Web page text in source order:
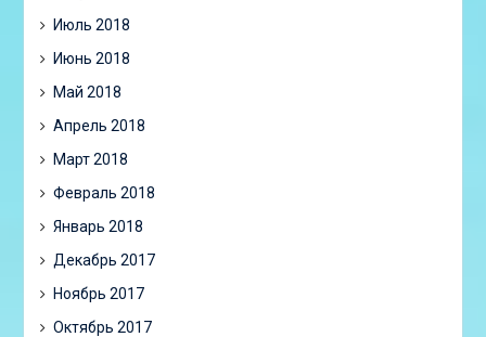
Июль 2018
Июнь 2018
Май 2018
Апрель 2018
Март 2018
Февраль 2018
Январь 2018
Декабрь 2017
Ноябрь 2017
Октябрь 2017